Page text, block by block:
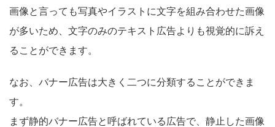
画像と言っても写真やイラストに文字を組み合わせた画像
が多いため、文字のみのテキスト広告よりも視覚的に訴え
ることができます。
なお、バナー広告は大きく二つに分類することができま
す。
まず静的バナー広告と呼ばれている広告で、静止した画像